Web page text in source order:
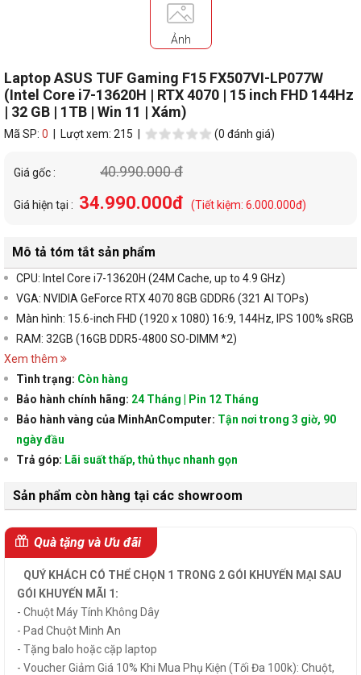
Ảnh
Laptop ASUS TUF Gaming F15 FX507VI-LP077W
(Intel Core i7-13620H | RTX 4070 | 15 inch FHD 144Hz
| 32 GB | 1TB | Win 11 | Xám)
Mã SP: 0 | Lượt xem: 215 | (0 đánh giá)
Giá gốc : 40.990.000 đ
Giá hiện tại : 34.990.000đ (Tiết kiệm: 6.000.000đ)
Mô tả tóm tắt sản phẩm
CPU: Intel Core i7-13620H (24M Cache, up to 4.9 GHz)
VGA: NVIDIA GeForce RTX 4070 8GB GDDR6 (321 AI TOPs)
Màn hình: 15.6-inch FHD (1920 x 1080) 16:9, 144Hz, IPS 100% sRGB
RAM: 32GB (16GB DDR5-4800 SO-DIMM *2)
Xem thêm
Tình trạng: Còn hàng
Bảo hành chính hãng: 24 Tháng | Pin 12 Tháng
Bảo hành vàng của MinhAnComputer: Tận nơi trong 3 giờ, 90
ngày đầu
Trả góp: Lãi suất thấp, thủ thục nhanh gọn
Sản phẩm còn hàng tại các showroom
Quà tặng và Ưu đãi
QUÝ KHÁCH CÓ THỂ CHỌN 1 TRONG 2 GÓI KHUYẾN MẠI SAU
GÓI KHUYẾN MÃI 1:
- Chuột Máy Tính Không Dây
- Pad Chuột Minh An
- Tặng balo hoặc cặp laptop
- Voucher Giảm Giá 10% Khi Mua Phụ Kiện (Tối Đa 100k): Chuột,